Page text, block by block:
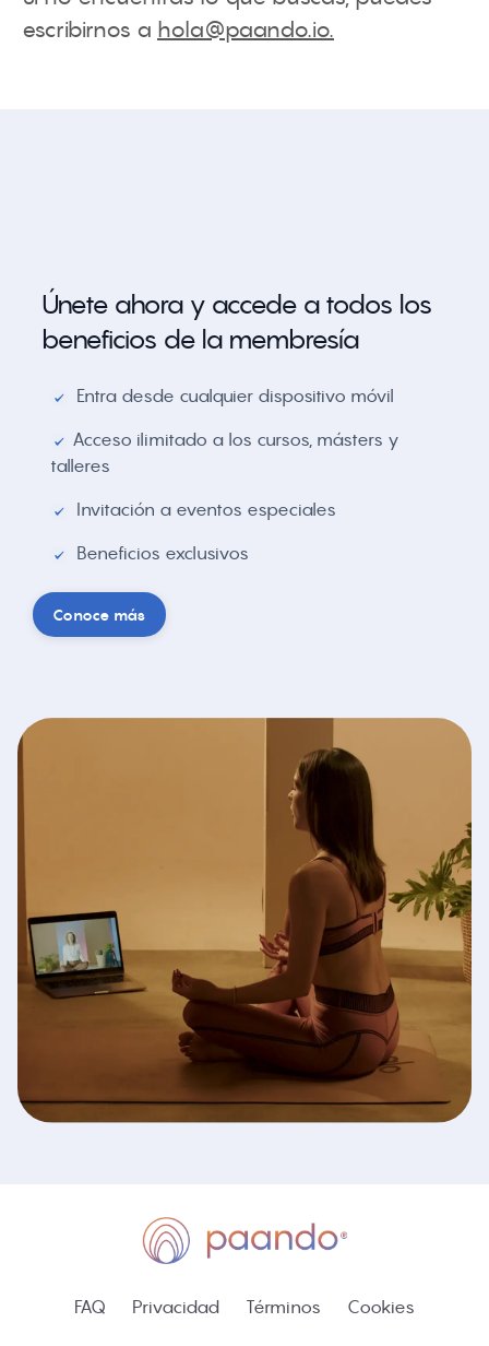
escribirnos a hola@paando.io.
Únete ahora y accede a todos los
beneficios de la membresía
Entra desde cualquier dispositivo móvil
Acceso ilimitado a los cursos, másters y
talleres
Invitación a eventos especiales
Beneficios exclusivos
Conoce más
FAQ Privacidad Términos Cookies